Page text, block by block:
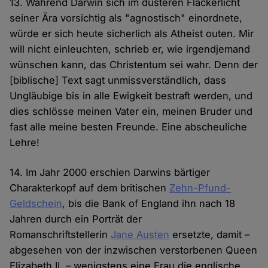
13. Während Darwin sich im düsteren Flackerlicht
seiner Ära vorsichtig als "agnostisch" einordnete,
würde er sich heute sicherlich als Atheist outen. Mir
will nicht einleuchten, schrieb er, wie irgendjemand
wünschen kann, das Christentum sei wahr. Denn der
[biblische] Text sagt unmissverständlich, dass
Ungläubige bis in alle Ewigkeit bestraft werden, und
dies schlösse meinen Vater ein, meinen Bruder und
fast alle meine besten Freunde. Eine abscheuliche
Lehre!
14. Im Jahr 2000 erschien Darwins bärtiger
Charakterkopf auf dem britischen Zehn-Pfund-
Geldschein, bis die Bank of England ihn nach 18
Jahren durch ein Porträt der
Romanschriftstellerin Jane Austen ersetzte, damit –
abgesehen von der inzwischen verstorbenen Queen